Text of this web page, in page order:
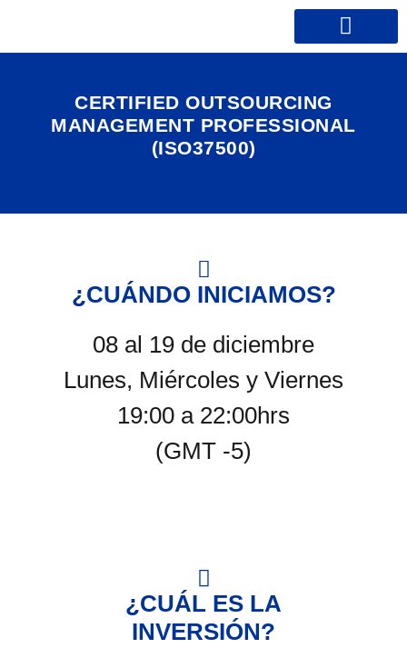
CERTIFIED OUTSOURCING
MANAGEMENT PROFESSIONAL
(ISO37500)
¿CUÁNDO INICIAMOS?
08 al 19 de diciembre
Lunes, Miércoles y Viernes
19:00 a 22:00hrs
(GMT -5)
¿CUÁL ES LA
INVERSIÓN?